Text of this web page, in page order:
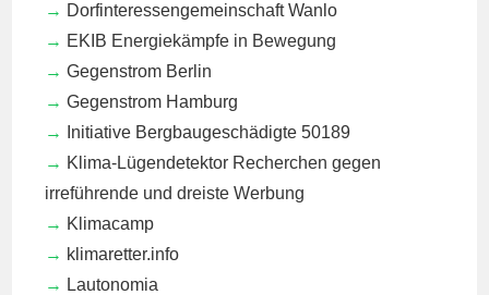
Dorfinteressengemeinschaft Wanlo
EKIB Energiekämpfe in Bewegung
Gegenstrom Berlin
Gegenstrom Hamburg
Initiative Bergbaugeschädigte 50189
Klima-Lügendetektor Recherchen gegen
irreführende und dreiste Werbung
Klimacamp
klimaretter.info
Lautonomia